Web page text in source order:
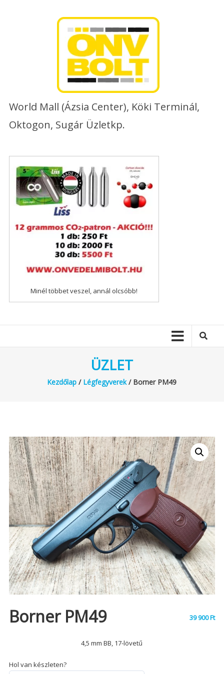
World Mall (Ázsia Center), Köki Terminál,
Oktogon, Sugár Üzletkp.
Minél többet veszel, annál olcsóbb!
ÜZLET
Kezdőlap / Légfegyverek/ Borner PM49
Borner PM49 39 900Ft
4,5 mm BB, 17-lövetű
Hol van készleten?